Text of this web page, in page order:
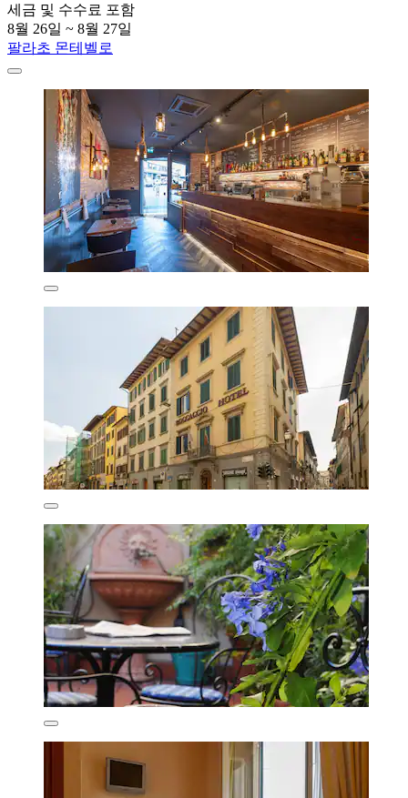
세금 및 수수료 포함
8월 26일 ~ 8월 27일
팔라초 몬테벨로